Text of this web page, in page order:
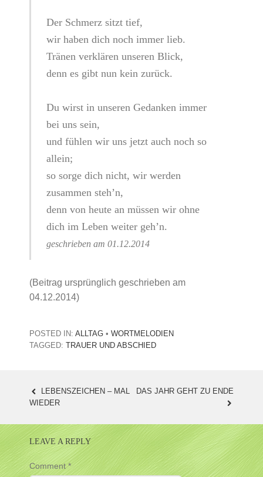
Der Schmerz sitzt tief,
wir haben dich noch immer lieb.
Tränen verklären unseren Blick,
denn es gibt nun kein zurück.
Du wirst in unseren Gedanken immer
bei uns sein,
und fühlen wir uns jetzt auch noch so
allein;
so sorge dich nicht, wir werden
zusammen steh’n,
denn von heute an müssen wir ohne
dich im Leben weiter geh’n.
geschrieben am 01.12.2014
(Beitrag ursprünglich geschrieben am
04.12.2014)
POSTED IN: ALLTAG • WORTMELODIEN
TAGGED: TRAUER UND ABSCHIED
POST
NAVIGATION
LEBENSZEICHEN – MAL
WIEDER
DAS JAHR GEHT ZU ENDE
LEAVE A REPLY
Comment*